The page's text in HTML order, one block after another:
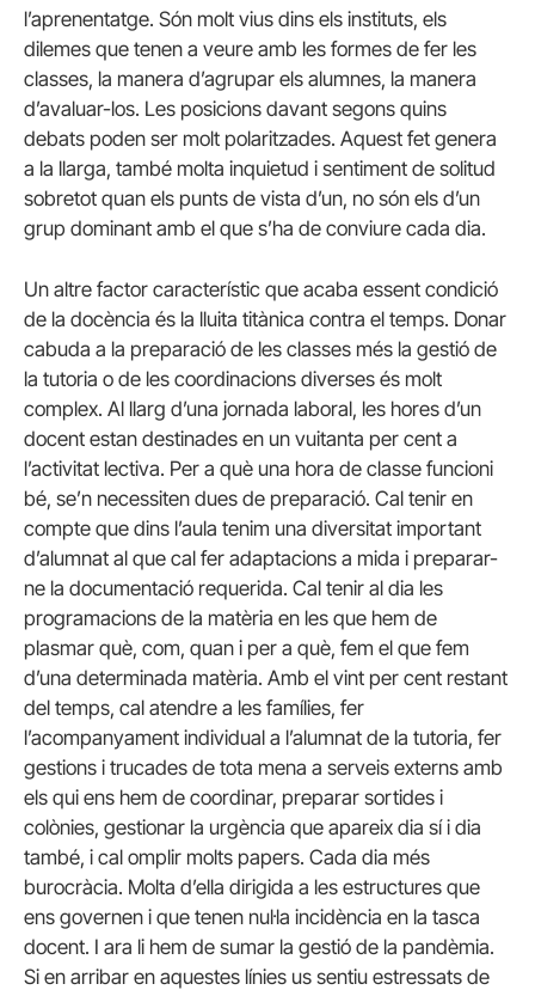
l’aprenentatge. Són molt vius dins els instituts, els
dilemes que tenen a veure amb les formes de fer les
classes, la manera d’agrupar els alumnes, la manera
d’avaluar-los. Les posicions davant segons quins
debats poden ser molt polaritzades. Aquest fet genera
a la llarga, també molta inquietud i sentiment de solitud
sobretot quan els punts de vista d’un, no són els d’un
grup dominant amb el que s’ha de conviure cada dia.
Un altre factor característic que acaba essent condició
de la docència és la lluita titànica contra el temps. Donar
cabuda a la preparació de les classes més la gestió de
la tutoria o de les coordinacions diverses és molt
complex. Al llarg d’una jornada laboral, les hores d’un
docent estan destinades en un vuitanta per cent a
l’activitat lectiva. Per a què una hora de classe funcioni
bé, se’n necessiten dues de preparació. Cal tenir en
compte que dins l’aula tenim una diversitat important
d’alumnat al que cal fer adaptacions a mida i preparar-
ne la documentació requerida. Cal tenir al dia les
programacions de la matèria en les que hem de
plasmar què, com, quan i per a què, fem el que fem
d’una determinada matèria. Amb el vint per cent restant
del temps, cal atendre a les famílies, fer
l’acompanyament individual a l’alumnat de la tutoria, fer
gestions i trucades de tota mena a serveis externs amb
els qui ens hem de coordinar, preparar sortides i
colònies, gestionar la urgència que apareix dia sí i dia
també, i cal omplir molts papers. Cada dia més
burocràcia. Molta d’ella dirigida a les estructures que
ens governen i que tenen nul·la incidència en la tasca
docent. I ara li hem de sumar la gestió de la pandèmia.
Si en arribar en aquestes línies us sentiu estressats de